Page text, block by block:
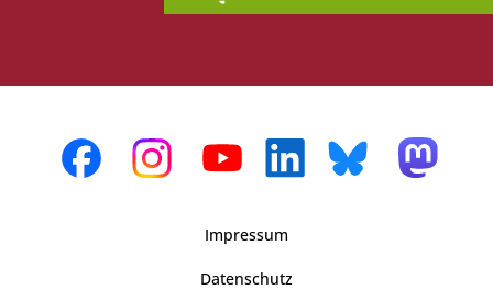
Impressum
Datenschutz